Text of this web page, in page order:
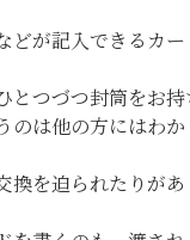
が記入できるカ
とつづつ封筒をお
のは他の方にはわか
換を迫られたりが